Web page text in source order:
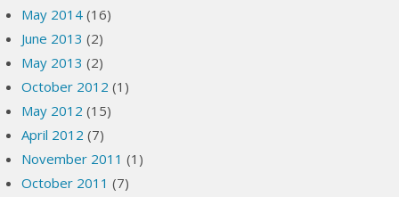
May 2014 (16)
June 2013 (2)
May 2013 (2)
October 2012 (1)
May 2012 (15)
April 2012 (7)
November 2011 (1)
October 2011 (7)